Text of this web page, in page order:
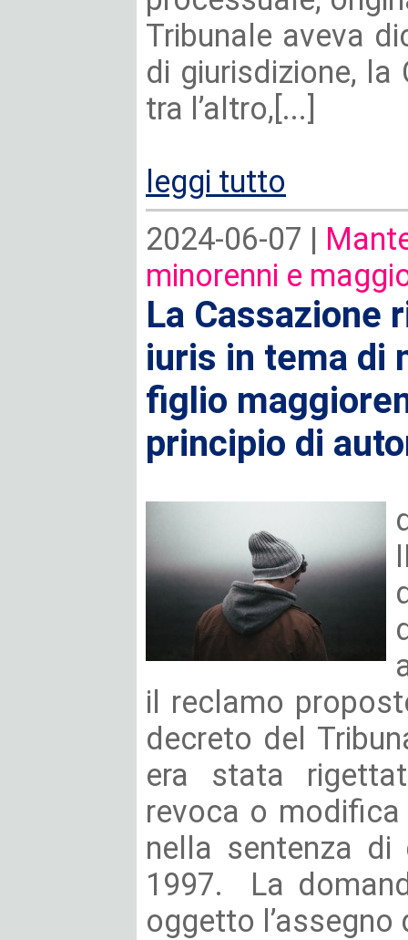
Tribunale aveva
di giurisdizione, la
tra l’altro,[...]
leggi tutto
2024-06-07 |
minorenni e
La Cassazione
iuris in tema di
figlio
principio di
il reclamo
decreto del
era stata
revoca o
nella sentenza di
1997. La
oggetto